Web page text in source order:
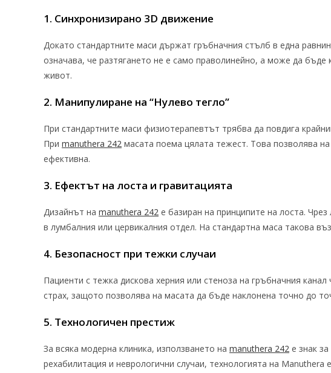
1. Синхронизирано 3D движение
Докато стандартните маси държат гръбначния стълб в една
означава, че разтягането не е само праволинейно, а може да
живот.
2. Манипулиране на “Нулево тегло”
При стандартните маси физиотерапевтът трябва да повдига
При manuthera 242 масата поема цялата тежест. Това позволява
ефективна.
3. Ефектът на лоста и гравитацията
Дизайнът на manuthera 242 е базиран на принципите на лоста.
в лумбалния или цервикалния отдел. На стандартна маса такова
4. Безопасност при тежки случаи
Пациенти с тежка дискова херния или стеноза на гръбначния
страх, защото позволява на масата да бъде наклонена точно до
5. Технологичен престиж
За всяка модерна клиника, използването на manuthera 242 е знак
рехабилитация и неврологични случаи, технологията на Manuthera